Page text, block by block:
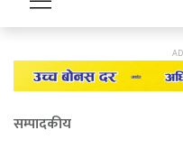
सम्पादकीय